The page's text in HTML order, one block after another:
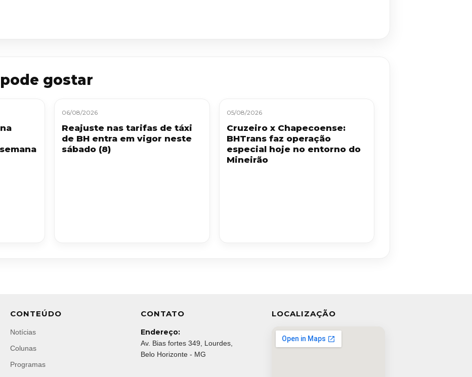
gostar
06/08/2026
Reajuste nas tarifas de táxi
de BH entra em vigor neste
sábado (8)
05/08/2026
Cruzeiro x Chapecoense:
BHTrans faz operação
especial hoje no entorno do
Mineirão
CONTEÚDO
Notícias
Colunas
Programas
CONTATO
Endereço:
Av. Bias fortes 349, Lourdes,
Belo Horizonte - MG
LOCALIZAÇÃO